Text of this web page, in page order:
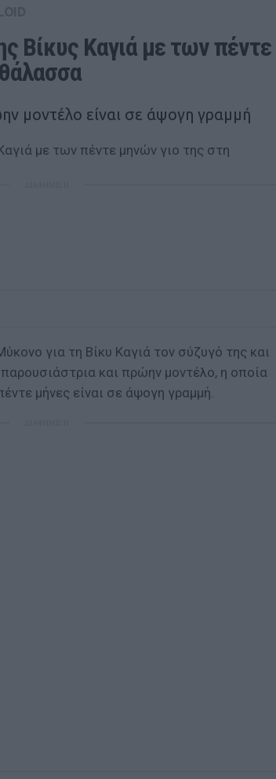
Βίκυς Καγιά με των πέντε
μοντέλο είναι σε άψογη γραμμή
για τη Βίκυ Καγιά τον σύζυγό της και
και πρώην μοντέλο, η οποία
μήνες είναι σε άψογη γραμμή.